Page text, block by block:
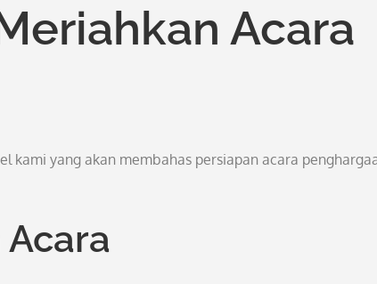
Acara
kami yang akan membahas persiapan acara